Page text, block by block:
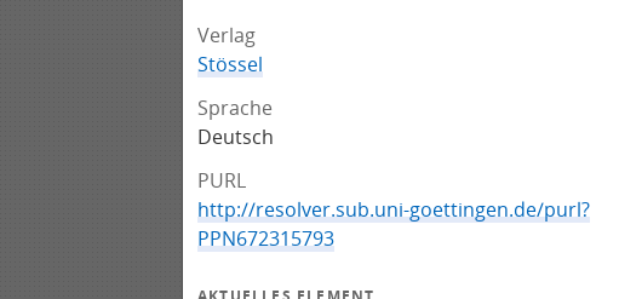
Verlag
Stössel
Sprache
Deutsch
PURL
http://resolver.sub.uni-goettingen.de/purl?
PPN672315793